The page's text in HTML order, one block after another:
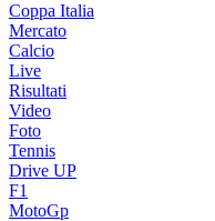
Coppa Italia
Mercato
Calcio
Live
Risultati
Video
Foto
Tennis
Drive UP
F1
MotoGp